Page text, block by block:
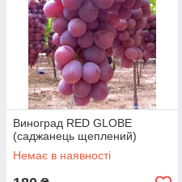
Виноград RED GLOBE
(саджанець щеплений)
Немає в наявності